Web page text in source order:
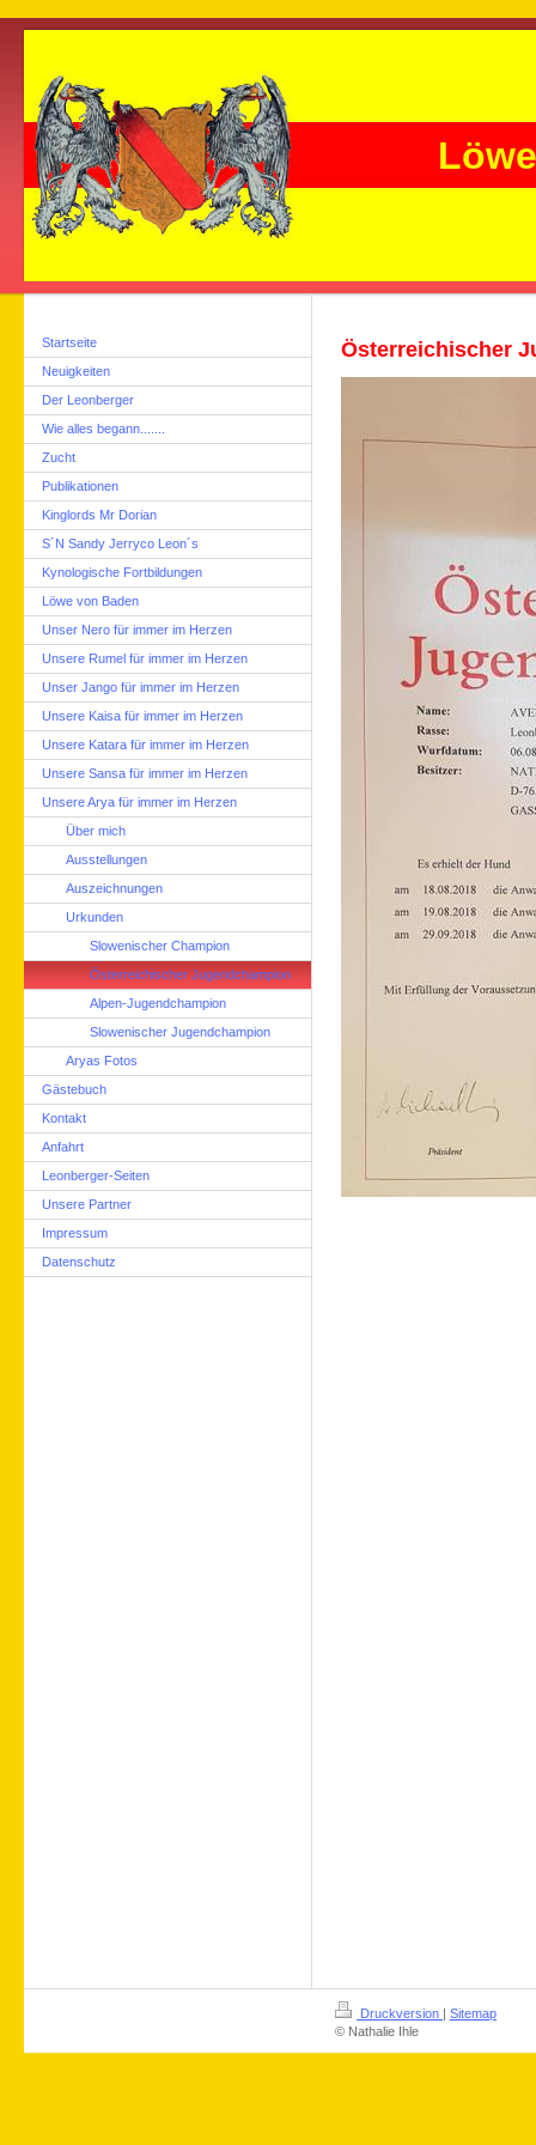
Startseite
Neuigkeiten
Der Leonberger
Wie alles begann.......
Zucht
Publikationen
Kinglords Mr Dorian
S´N Sandy Jerryco Leon´s
Kynologische Fortbildungen
Löwe von Baden
Unser Nero für immer im Herzen
Unsere Rumel für immer im Herzen
Unser Jango für immer im Herzen
Unsere Kaisa für immer im Herzen
Unsere Katara für immer im Herzen
Unsere Sansa für immer im Herzen
Unsere Arya für immer im Herzen
Über mich
Ausstellungen
Auszeichnungen
Urkunden
Slowenischer Champion
Österreichischer Jugendchampion
Alpen-Jugendchampion
Slowenischer Jugendchampion
Aryas Fotos
Gästebuch
Kontakt
Anfahrt
Leonberger-Seiten
Unsere Partner
Impressum
Datenschutz
Österreichischer
Druckversion
Sitemap
© Nathalie Ihle